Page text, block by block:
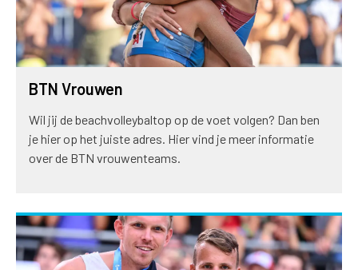
BTN Vrouwen
Wil jij de beachvolleybaltop op de voet volgen? Dan ben
je hier op het juiste adres. Hier vind je meer informatie
over de BTN vrouwenteams.